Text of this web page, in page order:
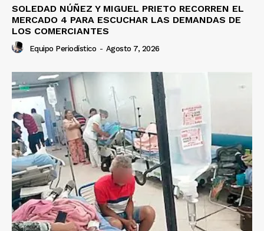
SOLEDAD NÚÑEZ Y MIGUEL PRIETO RECORREN EL
MERCADO 4 PARA ESCUCHAR LAS DEMANDAS DE
LOS COMERCIANTES
Equipo Periodístico - Agosto 7, 2026